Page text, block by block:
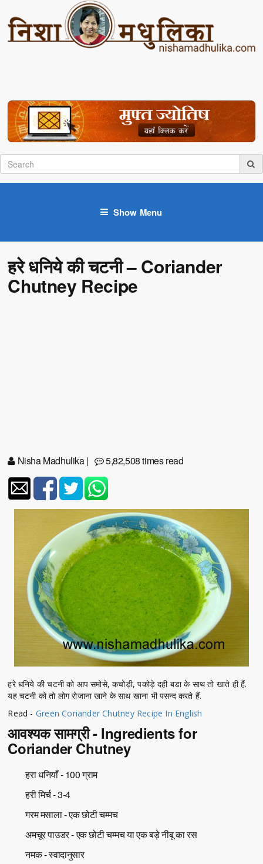
Show Menu
हरे धनिये की चटनी – Coriander
Chutney Recipe
Nisha Madhulika| 5,82,508 times read
हरे धनिये की चटनी को आप समोसे, कचोड़ी, पकोड़े दही बडा के साथ तो खाते ही हैं.
यह चटनी को तो लोग रोजाना खाने के साथ खाना भी पसन्द करते हैं.
Read - Green Coriander Chutney Recipe In English
आवश्यक सामग्री - Ingredients for
Coriander Chutney
हरा धनियाँ - 100 ग्राम
हरी मिर्च - 3-4
गरम मसाला - एक छोटी चम्मच
अमचूर पाउडर - एक छोटी चम्मच या एक बड़े नीबू का रस
नमक - स्वादानुसार